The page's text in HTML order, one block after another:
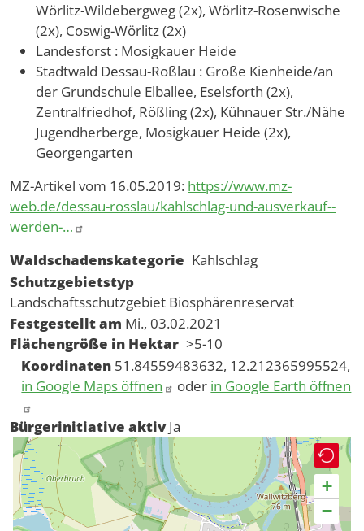
Wörlitz-Wildebergweg (2x), Wörlitz-Rosenwische
(2x), Coswig-Wörlitz (2x)
Landesforst : Mosigkauer Heide
Stadtwald Dessau-Roßlau : Große Kienheide/an
der Grundschule Elballee, Eselsforth (2x),
Zentralfriedhof, Rößling (2x), Kühnauer Str./Nähe
Jugendherberge, Mosigkauer Heide (2x),
Georgengarten
MZ-Artikel vom 16.05.2019: https://www.mz-
web.de/dessau-rosslau/kahlschlag-und-ausverkauf--
werden-…
Waldschadenskategorie Kahlschlag
Schutzgebietstyp
Landschaftsschutzgebiet Biosphärenreservat
Festgestellt am Mi., 03.02.2021
Flächengröße in Hektar >5-10
Koordinaten 51.84559483632, 12.212365995524,
in Google Maps öffnen
oder in Google Earth öffnen
Bürgerinitiative aktiv Ja
+
−